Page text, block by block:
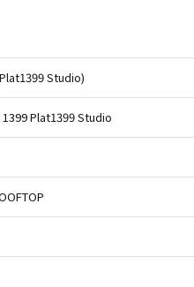
Studio)
1399 Plat1399 Studio